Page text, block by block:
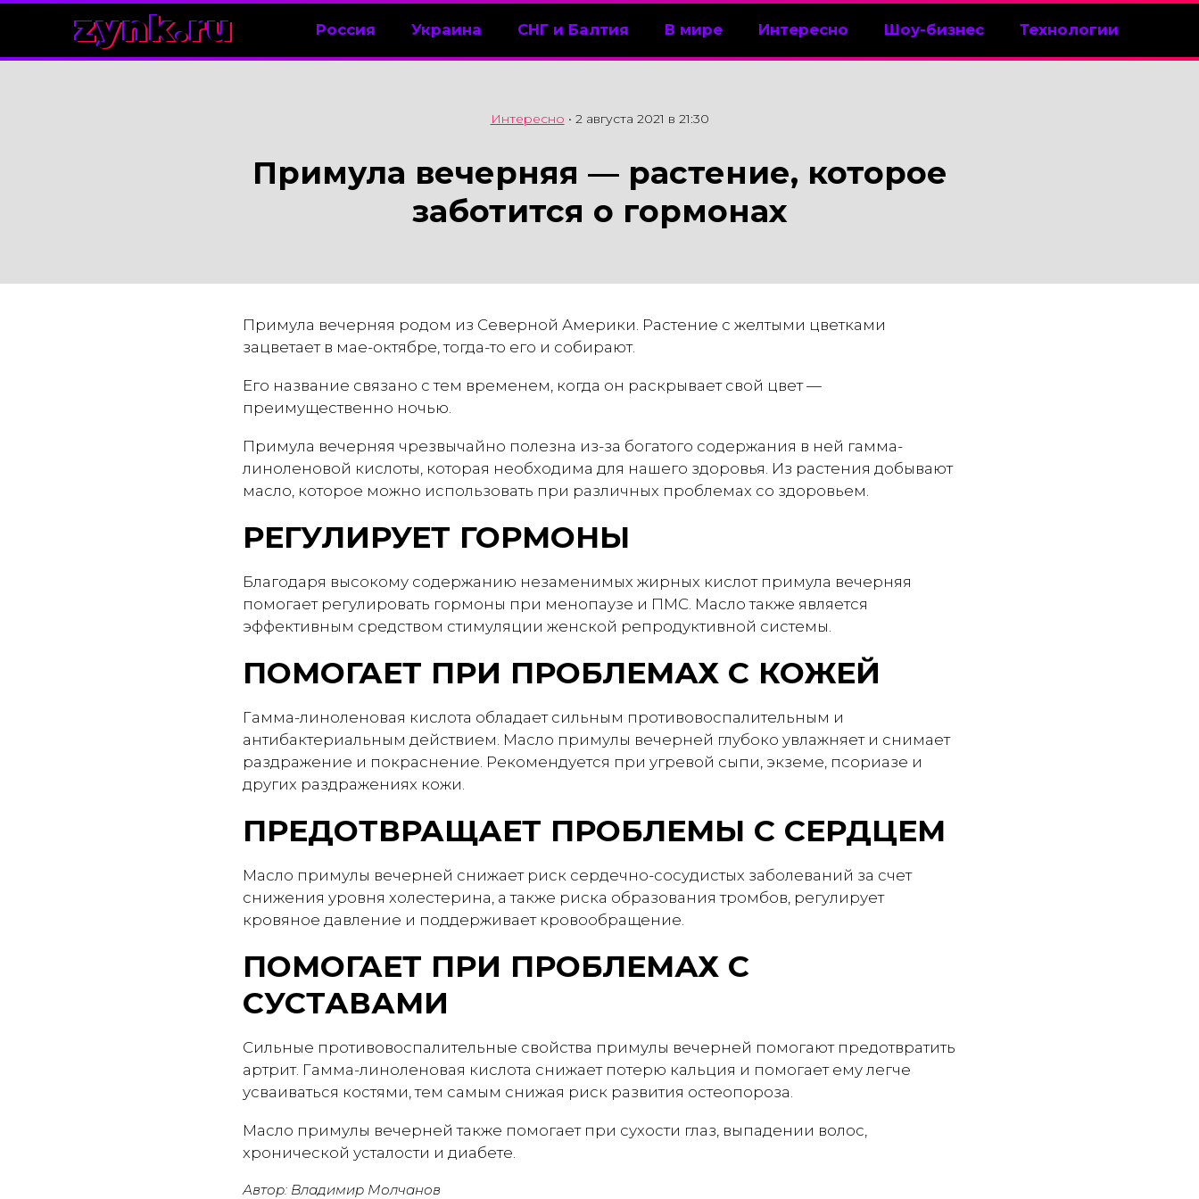
zynk.ru Россия Украина СНГ и Балтия В мире Интересно Шоу-бизнес Технологии
Интересно • 2 августа 2021 в 21:30
Примула вечерняя — растение, которое
заботится о гормонах
Примула вечерняя родом из Северной Америки. Растение с желтыми цветками
зацветает в мае-октябре, тогда-то его и собирают.
Его название связано с тем временем, когда он раскрывает свой цвет —
преимущественно ночью.
Примула вечерняя чрезвычайно полезна из-за богатого содержания в ней гамма-
линоленовой кислоты, которая необходима для нашего здоровья. Из растения добывают
масло, которое можно использовать при различных проблемах со здоровьем.
РЕГУЛИРУЕТ ГОРМОНЫ
Благодаря высокому содержанию незаменимых жирных кислот примула вечерняя
помогает регулировать гормоны при менопаузе и ПМС. Масло также является
эффективным средством стимуляции женской репродуктивной системы.
ПОМОГАЕТ ПРИ ПРОБЛЕМАХ С КОЖЕЙ
Гамма-линоленовая кислота обладает сильным противовоспалительным и
антибактериальным действием. Масло примулы вечерней глубоко увлажняет и снимает
раздражение и покраснение. Рекомендуется при угревой сыпи, экземе, псориазе и
других раздражениях кожи.
ПРЕДОТВРАЩАЕТ ПРОБЛЕМЫ С СЕРДЦЕМ
Масло примулы вечерней снижает риск сердечно-сосудистых заболеваний за счет
снижения уровня холестерина, а также риска образования тромбов, регулирует
кровяное давление и поддерживает кровообращение.
ПОМОГАЕТ ПРИ ПРОБЛЕМАХ С
СУСТАВАМИ
Сильные противовоспалительные свойства примулы вечерней помогают предотвратить
артрит. Гамма-линоленовая кислота снижает потерю кальция и помогает ему легче
усваиваться костями, тем самым снижая риск развития остеопороза.
Масло примулы вечерней также помогает при сухости глаз, выпадении волос,
хронической усталости и диабете.
Автор: Владимир Молчанов